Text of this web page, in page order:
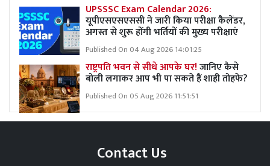
UPSSSC Exam Calendar 2026:
यूपीएसएसएससी ने जारी किया परीक्षा कैलेंडर,
अगस्त से शुरू होंगी भर्तियों की मुख्य परीक्षाएं
Published On 04 Aug 2026 14:01:25
राष्ट्रपति भवन से सीधे आपके घर!जानिए कैसे
बोली लगाकर आप भी पा सकते हैं शाही तोहफे?
Published On 05 Aug 2026 11:51:51
Contact Us